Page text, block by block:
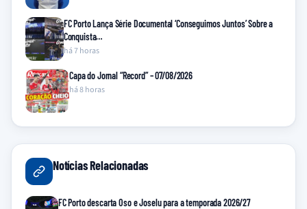
FC Porto Lança Série Documental ‘Conseguimos Juntos’ Sobre a
Conquista…
há 7 horas
Capa do Jornal “Record” – 07/08/2026
há 8 horas
Notícias Relacionadas
FC Porto descarta Oso e Joselu para a temporada 2026/27